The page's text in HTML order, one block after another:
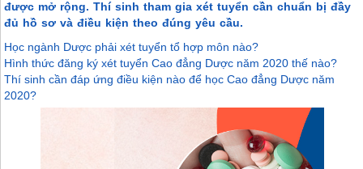
được mở rộng. Thí sinh tham gia xét tuyển cần chuẩn bị đầy
đủ hồ sơ và điều kiện theo đúng yêu cầu.
Học ngành Dược phải xét tuyển tổ hợp môn nào?
Hình thức đăng ký xét tuyển Cao đẳng Dược năm 2020 thế nào?
Thí sinh cần đáp ứng điều kiện nào để học Cao đẳng Dược năm
2020?